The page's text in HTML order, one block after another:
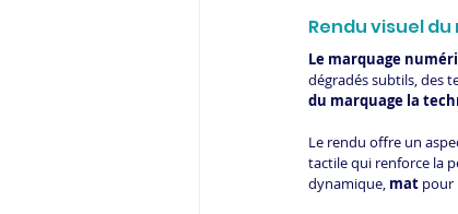
Rendu visuel
Le marquage
dégradés subtils, des
du marquage la
Le rendu offre un
tactile qui renforce la
dynamique, mat pour